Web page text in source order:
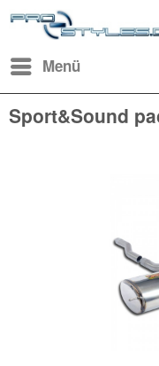
Menü
Sport&Sound